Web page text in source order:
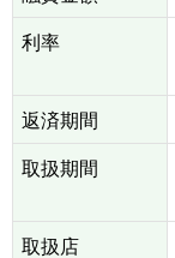
利率
返済期間
取扱期間
取扱店